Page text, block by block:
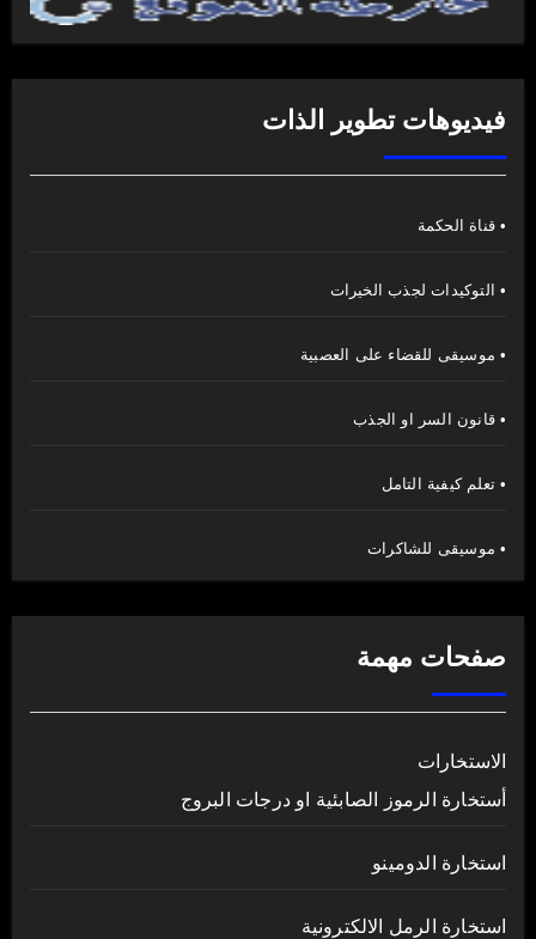
فيديوهات تطوير الذات
• قناة الحكمة
• التوكيدات لجذب الخيرات
• موسيقى للقضاء على العصبية
• قانون السر او الجذب
• تعلم كيفية التامل
• موسيقى للشاكرات
صفحات مهمة
الاستخارات
أستخارة الرموز الصابئية او درجات البروج
استخارة الدومينو
استخارة الرمل الالكترونية